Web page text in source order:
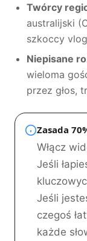
Twórcy
australijski
szkoccy
Niepisane
wieloma
przez głos,
Zasada
Włącz
Jeśli
Jeśli
czegoś
każde